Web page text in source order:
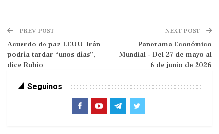
Críticas a la personalidad de Trump
Atlantic Council atribuye el fracaso a rasgos
personales de Trump, empezando por la
consecuencias de un choque directo con Irán y
creído que podía lograr lo que sus predecesores
evitaron, es decir, derrotar y doblegar al país
PREV POST
Acuerdo de paz EEUU-Irán
podría tardar “unos días”,
dice Rubio
NEXT POST
Panorama Económico
Mundial – Del 27 de mayo al
6 de junio de 2026
Seguinos